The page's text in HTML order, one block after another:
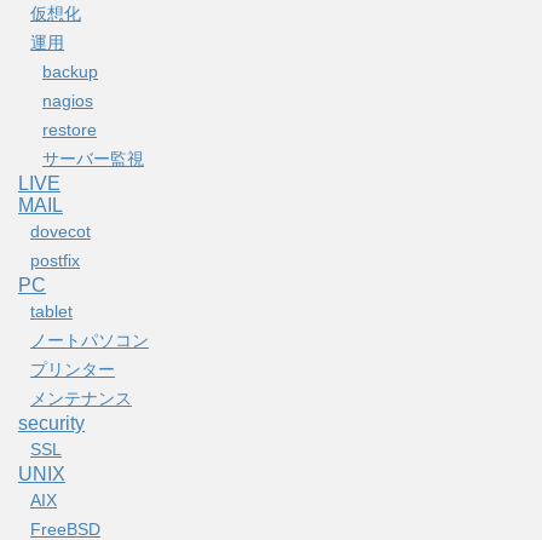
仮想化
運用
backup
nagios
restore
サーバー監視
LIVE
MAIL
dovecot
postfix
PC
tablet
ノートパソコン
プリンター
メンテナンス
security
SSL
UNIX
AIX
FreeBSD